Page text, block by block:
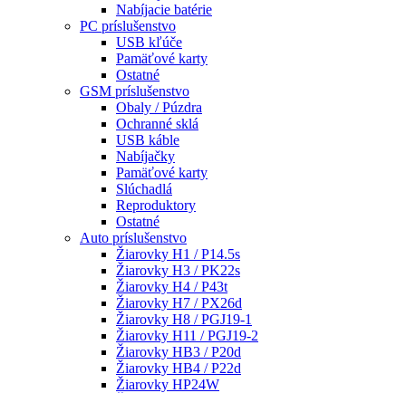
Nabíjacie batérie
PC príslušenstvo
USB kľúče
Pamäťové karty
Ostatné
GSM príslušenstvo
Obaly / Púzdra
Ochranné sklá
USB káble
Nabíjačky
Pamäťové karty
Slúchadlá
Reproduktory
Ostatné
Auto príslušenstvo
Žiarovky H1 / P14.5s
Žiarovky H3 / PK22s
Žiarovky H4 / P43t
Žiarovky H7 / PX26d
Žiarovky H8 / PGJ19-1
Žiarovky H11 / PGJ19-2
Žiarovky HB3 / P20d
Žiarovky HB4 / P22d
Žiarovky HP24W